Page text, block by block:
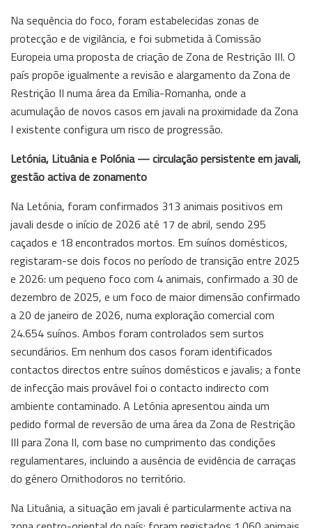
Na sequência do foco, foram estabelecidas zonas de
protecção e de vigilância, e foi submetida à Comissão
Europeia uma proposta de criação de Zona de Restrição III. O
país propõe igualmente a revisão e alargamento da Zona de
Restrição II numa área da Emília-Romanha, onde a
acumulação de novos casos em javali na proximidade da Zona
I existente configura um risco de progressão.
Letónia, Lituânia e Polónia — circulação persistente em javali,
gestão activa de zonamento
Na Letónia, foram confirmados 313 animais positivos em
javali desde o início de 2026 até 17 de abril, sendo 295
caçados e 18 encontrados mortos. Em suínos domésticos,
registaram-se dois focos no período de transição entre 2025
e 2026: um pequeno foco com 4 animais, confirmado a 30 de
dezembro de 2025, e um foco de maior dimensão confirmado
a 20 de janeiro de 2026, numa exploração comercial com
24.654 suínos. Ambos foram controlados sem surtos
secundários. Em nenhum dos casos foram identificados
contactos directos entre suínos domésticos e javalis; a fonte
de infecção mais provável foi o contacto indirecto com
ambiente contaminado. A Letónia apresentou ainda um
pedido formal de reversão de uma área da Zona de Restrição
III para Zona II, com base no cumprimento das condições
regulamentares, incluindo a ausência de evidência de carraças
do género Ornithodoros no território.
Na Lituânia, a situação em javali é particularmente activa na